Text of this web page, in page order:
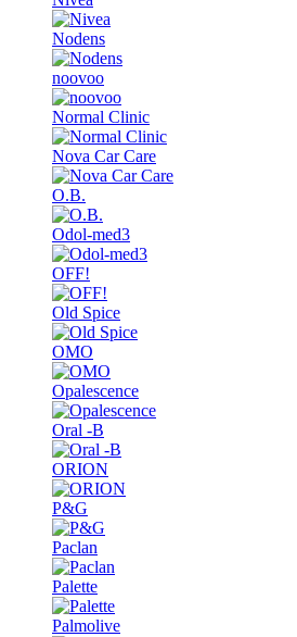
Nodens
noovoo
Normal Clinic
Nova Car Care
O.B.
Odol-med3
OFF!
Old Spice
OMO
Opalescence
Oral -B
ORION
P&G
Paclan
Palette
Palmolive